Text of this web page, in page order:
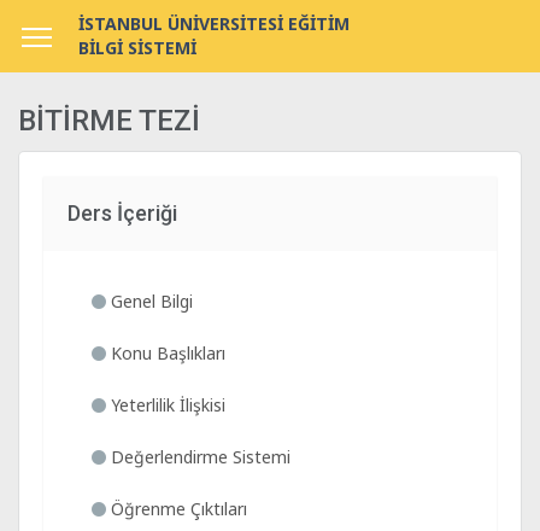
İSTANBUL ÜNİVERSİTESİ EĞİTİM
BİLGİ SİSTEMİ
BİTİRME TEZİ
Ders İçeriği
Genel Bilgi
Konu Başlıkları
Yeterlilik İlişkisi
Değerlendirme Sistemi
Öğrenme Çıktıları